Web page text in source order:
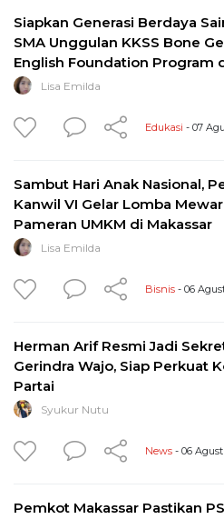
Siapkan Generasi Berdaya
SMA Unggulan KKSS Bone
English Foundation Program
Lisa Emilda
Edukasi - 07
Sambut Hari Anak Nasional,
Kanwil VI Gelar Lomba
Pameran UMKM di Makassar
Lisa Emilda
Bisnis - 06
Herman Arif Resmi Jadi
Gerindra Wajo, Siap Perkuat
Partai
Syukur Nutu
News - 06
Pemkot Makassar Pastikan